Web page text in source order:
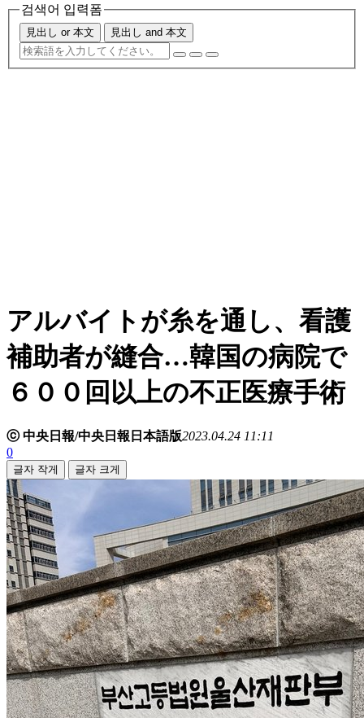
검색어 입력폼
見出し or 本文 見出し and 本文
アルバイトが糸を通し、看護
補助者が縫合…韓国の病院で
６００回以上の不正医療手術
ⓒ 中央日報/中央日報日本語版2023.04.24 11:11
0
글자 작게 글자 크게